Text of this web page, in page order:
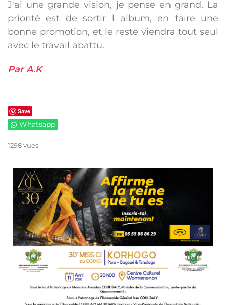
J'ai une grande vision, je pense en grand. La
priorité est de sortir l album, en faire une
bonne promotion, et le reste viendra tout seul
avec le travail abattu.
Par A.K
Save
Whatsapp
1298 vues